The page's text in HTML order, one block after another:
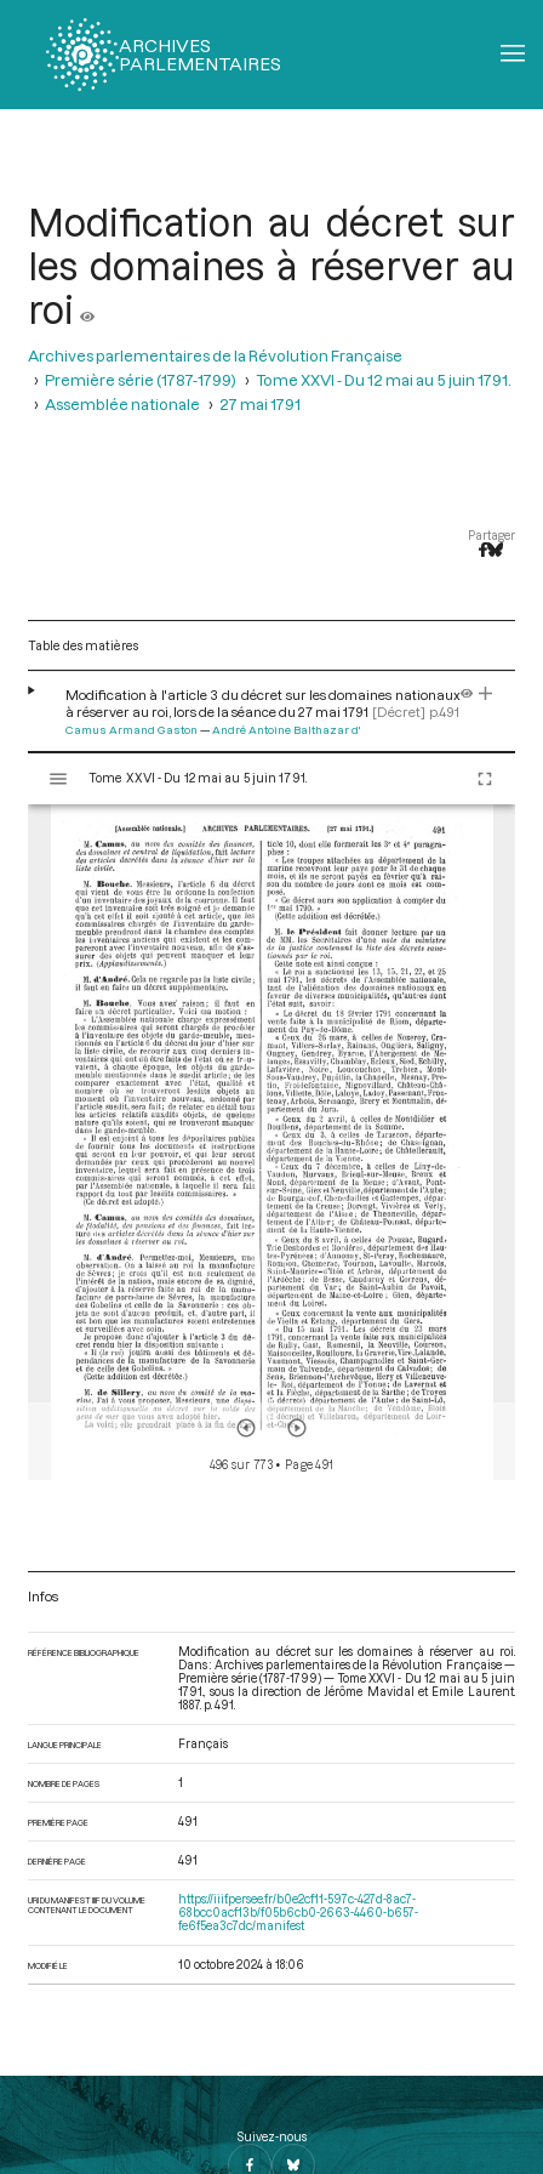
ARCHIVES
PARLEMENTAIRES
Modification au décret sur
les domaines à réserver au
roi
Archives parlementaires de la Révolution Française
Première série (1787-1799)
Tome XXVI - Du 12 mai au 5 juin 1791.
Assemblée nationale
27 mai 1791
Partager
Table des matières
Modification à l'article 3 du décret sur les domaines nationaux
à réserver au roi, lors de la séance du 27 mai 1791 [Décret] p.491
Camus Armand Gaston André Antoine Balthazar d'
s
Tome XXVI - Du 12 mai au 5 juin 1791.
496 sur 773 • Page 491
Infos
RÉFÉRENCE BIBLIOGRAPHIQUE
Modification au décret sur les domaines à réserver au roi.
Dans : Archives parlementaires de la Révolution Française —
Première série (1787-1799) — Tome XXVI - Du 12 mai au 5 juin
1791.
, sous la direction de Jérôme Mavidal et Emile Laurent.
1887. p. 491.
LANGUE PRINCIPALE Français
NOMBRE DE PAGES 1
PREMIÈRE PAGE 491
DERNIÈRE PAGE 491
URI DU MANIFEST IIIF DU VOLUME
CONTENANT LE DOCUMENT
https://iiif.persee.fr/b0e2cf11-597c-427d-8ac7-
68bcc0acf13b/f05b6cb0-2663-4460-b657-
fe6f5ea3c7dc/manifest
MODIFIÉ LE 10 octobre 2024 à 18:06
Suivez-nous